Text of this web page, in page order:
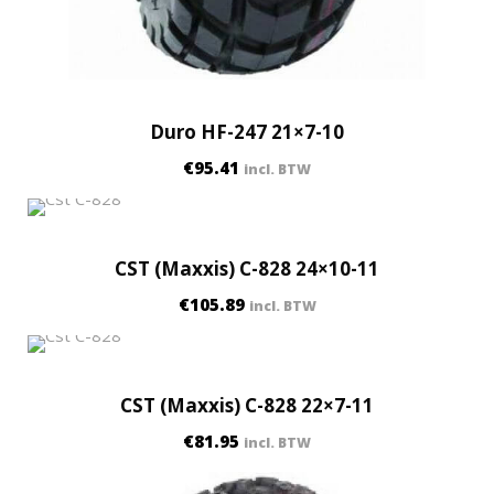
Duro HF-247 21×7-10
€95.41 incl. BTW
CST (Maxxis) C-828 24×10-11
€105.89 incl. BTW
CST (Maxxis) C-828 22×7-11
€81.95 incl. BTW